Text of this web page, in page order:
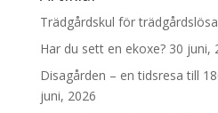
Trädgårdskul för trädgårdslösa
Har du sett en ekoxe? 30 juni,
Disagården – en tidsresa till
juni, 2026